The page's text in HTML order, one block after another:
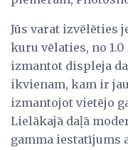
Jūs varat izvēlēties
kuru vēlaties, no
izmantot displeja
ikvienam, kam ir
izmantojot vietējo
Lielākajā daļā
gamma iestatījums